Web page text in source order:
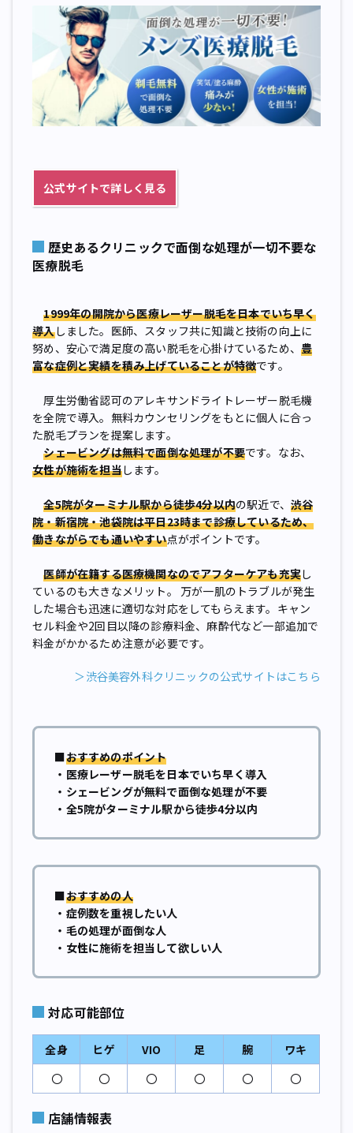
公式サイトで詳しく見る
歴史あるクリニックで面倒な処理が一切不要な
医療脱毛
1999年の開院から医療レーザー脱毛を日本でいち早く
導入しました。医師、スタッフ共に知識と技術の向上に
努め、安心で満足度の高い脱毛を心掛けているため、 豊
富な症例と実績を積み上げていることが特徴です。
厚生労働省認可のアレキサンドライトレーザー脱毛機
を全院で導入。無料カウンセリングをもとに個人に合っ
た脱毛プランを提案します。
シェービングは無料で面倒な処理が不要です。なお、
女性が施術を担当します。
全5院がターミナル駅から徒歩4分以内の駅近で、 渋谷
院・新宿院・池袋院は平日23時まで診療しているため、
働きながらでも通いやすい点がポイントです。
医師が在籍する医療機関なのでアフターケアも充実し
ているのも大きなメリット。 万が一肌のトラブルが発生
した場合も迅速に適切な対応をしてもらえます。キャン
セル料金や2回目以降の診療料金、麻酔代など一部追加で
料金がかかるため注意が必要です。
＞渋谷美容外科クリニックの公式サイトはこちら
■おすすめのポイント
・医療レーザー脱毛を日本でいち早く導入
・シェービングが無料で面倒な処理が不要
・全5院がターミナル駅から徒歩4分以内
■おすすめの人
・症例数を重視したい人
・毛の処理が面倒な人
・女性に施術を担当して欲しい人
対応可能部位
全身 ヒゲ VIO 足 腕
ワキ
〇
〇 〇 〇 〇 〇
店舗情報表